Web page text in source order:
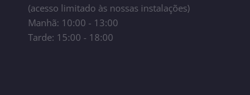
(acesso limitado às nossas instalações)
Manhã: 10:00 - 13:00
Tarde: 15:00 - 18:00